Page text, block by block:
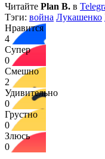
Читайте Plan B. в
Тэги: война Лукашенко
Нравится
4
Супер
0
Смешно
2
Удивительно
0
Грустно
0
Злюсь
0